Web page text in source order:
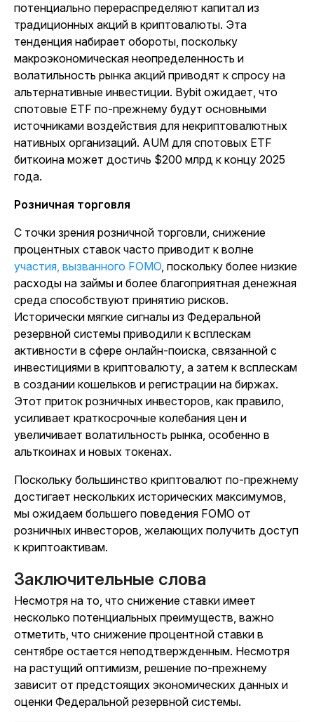
потенциально перераспределяют капитал из
традиционных акций в криптовалюты. Эта
тенденция набирает обороты, поскольку
макроэкономическая неопределенность и
волатильность рынка акций приводят к спросу на
альтернативные инвестиции. Bybit ожидает, что
спотовые ETF по-прежнему будут основными
источниками воздействия для некриптовалютных
нативных организаций. AUM для спотовых ETF
биткоина может достичь $200 млрд к концу 2025
года.
Розничная торговля
С точки зрения розничной торговли, снижение
процентных ставок часто приводит к волне
участия, вызванного FOMO, поскольку более низкие
расходы на займы и более благоприятная денежная
среда способствуют принятию рисков.
Исторически мягкие сигналы из Федеральной
резервной системы приводили к всплескам
активности в сфере онлайн-поиска, связанной с
инвестициями в криптовалюту, а затем к всплескам
в создании кошельков и регистрации на биржах.
Этот приток розничных инвесторов, как правило,
усиливает краткосрочные колебания цен и
увеличивает волатильность рынка, особенно в
альткоинах и новых токенах.
Поскольку большинство криптовалют по-прежнему
достигает нескольких исторических максимумов,
мы ожидаем большего поведения FOMO от
розничных инвесторов, желающих получить доступ
к криптоактивам.
Заключительные слова
Несмотря на то, что снижение ставки имеет
несколько потенциальных преимуществ, важно
отметить, что снижение процентной ставки в
сентябре остается неподтвержденным. Несмотря
на растущий оптимизм, решение по-прежнему
зависит от предстоящих экономических данных и
оценки Федеральной резервной системы.